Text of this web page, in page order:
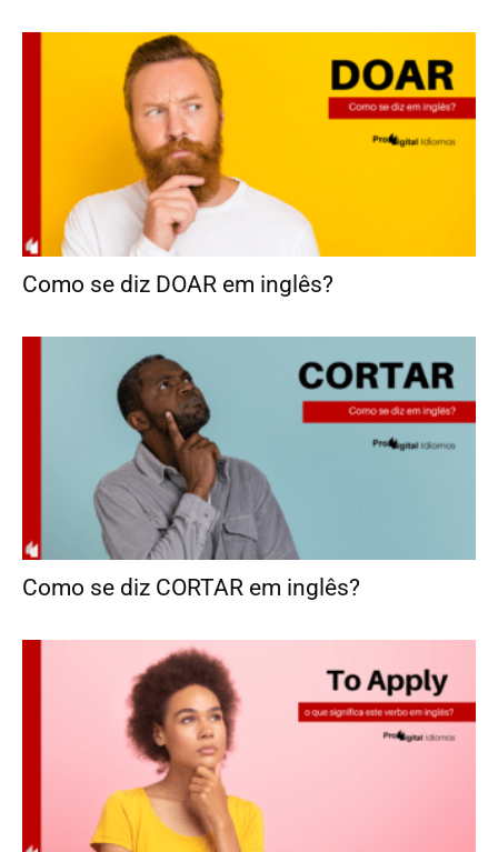
Como se diz DOAR em inglês?
Como se diz CORTAR em inglês?